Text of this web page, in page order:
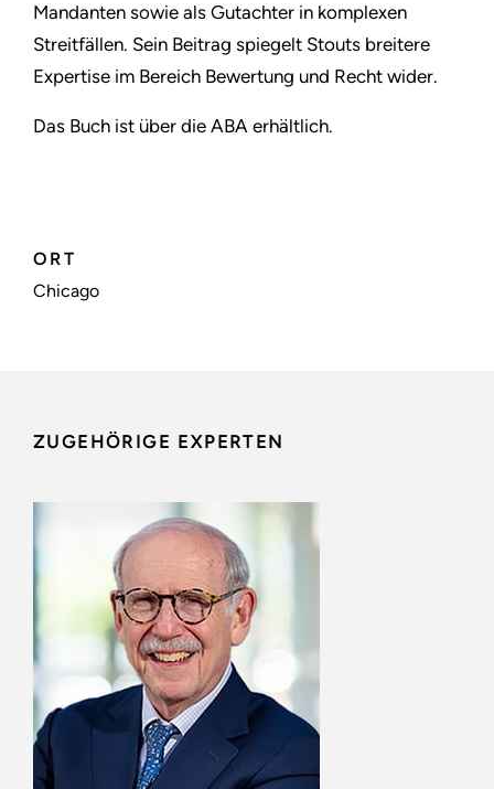
ORT
Chicago
Mandanten sowie als Gutachter in komplexen
Streitfällen. Sein Beitrag spiegelt Stouts breitere
Expertise im Bereich Bewertung und Recht wider.
Das Buch ist über die ABA erhältlich.
ZUGEHÖRIGE EXPERTEN